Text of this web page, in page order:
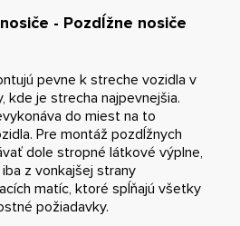
- Pozdĺžne nosiče
pevne k streche vozidla v
kde je strecha najpevnejšia.
do miest na to
Pre montáž pozdĺžnych
dole stropné látkové výplne,
z vonkajšej strany
matíc, ktoré spĺňajú všetky
požiadavky.